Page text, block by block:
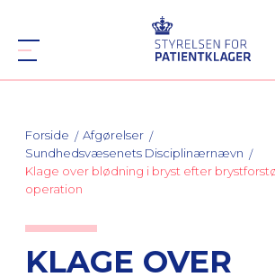
Forside
Afgørelser
Sundhedsvæsenets Disciplinærnævn
Klage over blødning i bryst efter
operation
KLAGE OVER